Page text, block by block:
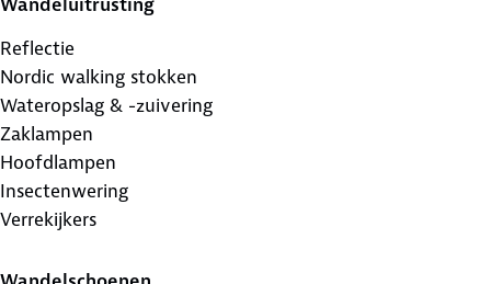
Reflectie
Nordic walking stokken
Wateropslag & -zuivering
Zaklampen
Hoofdlampen
Insectenwering
Verrekijkers